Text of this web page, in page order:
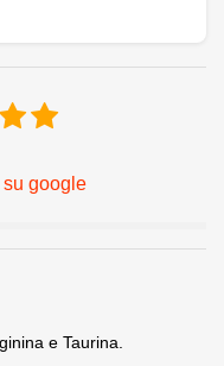
google
e Taurina.